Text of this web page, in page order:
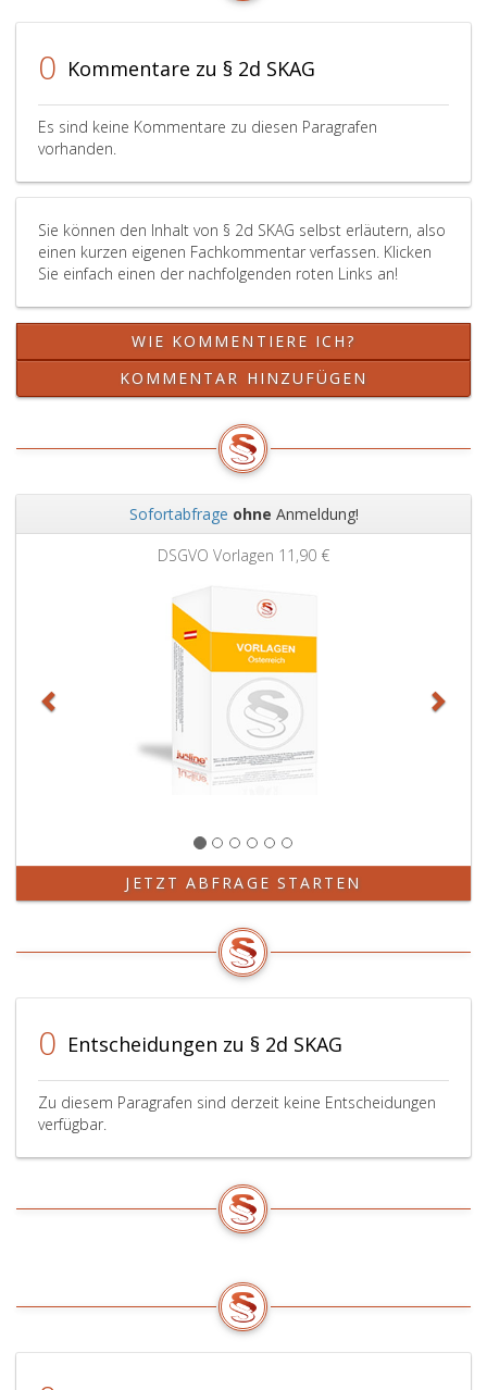
0 Kommentare zu § 2d SKAG
Es sind keine Kommentare zu diesen Paragrafen
vorhanden.
Sie können den Inhalt von § 2d SKAG selbst erläutern, also
einen kurzen eigenen Fachkommentar verfassen. Klicken
Sie einfach einen der nachfolgenden roten Links an!
WIE KOMMENTIERE ICH?
KOMMENTAR HINZUFÜGEN
Sofortabfrage ohne Anmeldung!
DSGVO Vorlagen 11,90 €
JETZT ABFRAGE STARTEN
0 Entscheidungen zu § 2d SKAG
Zu diesem Paragrafen sind derzeit keine Entscheidungen
verfügbar.